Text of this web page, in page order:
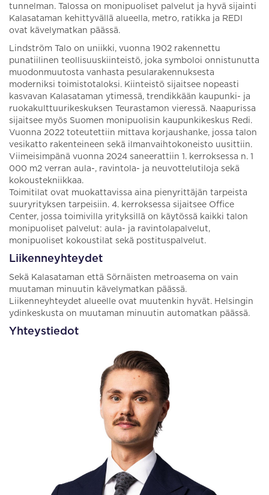
tunnelman. Talossa on monipuoliset palvelut ja hyvä sijainti
Kalasataman kehittyvällä alueella, metro, ratikka ja REDI
ovat kävelymatkan päässä.
Lindström Talo on uniikki, vuonna 1902 rakennettu
punatiilinen teollisuuskiinteistö, joka symboloi onnistunutta
muodonmuutosta vanhasta pesularakennuksesta
moderniksi toimistotaloksi. Kiinteistö sijaitsee nopeasti
kasvavan Kalasataman ytimessä, trendikkään kaupunki- ja
ruokakulttuurikeskuksen Teurastamon vieressä. Naapurissa
sijaitsee myös Suomen monipuolisin kaupunkikeskus Redi.
Vuonna 2022 toteutettiin mittava korjaushanke, jossa talon
vesikatto rakenteineen sekä ilmanvaihtokoneisto uusittiin.
Viimeisimpänä vuonna 2024 saneerattiin 1. kerroksessa n. 1
000 m2 verran aula-, ravintola- ja neuvottelutiloja sekä
kokoustekniikkaa.
Toimitilat ovat muokattavissa aina pienyrittäjän tarpeista
suuryrityksen tarpeisiin. 4. kerroksessa sijaitsee Office
Center, jossa toimivilla yrityksillä on käytössä kaikki talon
monipuoliset palvelut: aula- ja ravintolapalvelut,
monipuoliset kokoustilat sekä postituspalvelut.
Liikenneyhteydet
Sekä Kalasataman että Sörnäisten metroasema on vain
muutaman minuutin kävelymatkan päässä.
Liikenneyhteydet alueelle ovat muutenkin hyvät. Helsingin
ydinkeskusta on muutaman minuutin automatkan päässä.
Yhteystiedot